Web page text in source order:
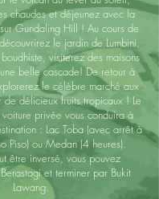
chaudes et déjeunez avec la
Gundaling Hill ! Au cours de
le jardin de Lumbini,
visiterez des maisons
belle cascade! De retour à
le célèbre marché aux
de délicieux fruits tropicaux ! Le
privée vous conduira à
: Lac Toba (avec arrêt à
Piso) ou Medan (4 heures).
être inversé, vous pouvez
et terminer par Bukit
Lawang.